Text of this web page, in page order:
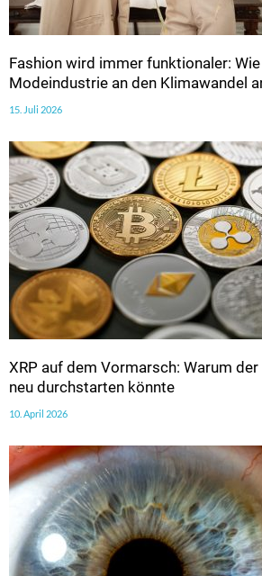
Fashion wird immer funktionaler:
Modeindustrie an den Klimawandel
15. Juli 2026
XRP auf dem Vormarsch: Warum
neu durchstarten könnte
10. April 2026